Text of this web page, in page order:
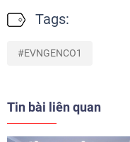
Tags:
EVNGENCO1
Tin bài liên quan